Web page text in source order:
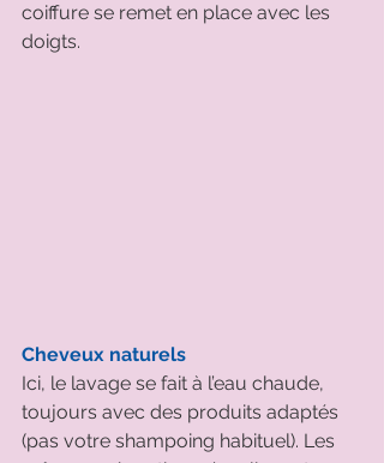
coiffure se remet en place avec les
doigts.
Cheveux naturels
Ici, le lavage se fait à l’eau chaude,
toujours avec des produits adaptés
(pas votre shampoing habituel). Les